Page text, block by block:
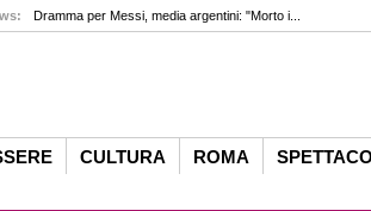
CULTURA ROMA
Dramma per Messi, media argentini: "Morto i...